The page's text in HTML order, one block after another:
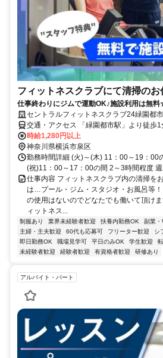
フィットネスクラブにて清掃のお
仕事終わりにジムで運動OK♪施設利用は無
セントラルフィットネスクラブ24緑園都市
交通・アクセス 「緑園都市駅」より徒歩1
時給1,280円以上
神奈川県横浜市泉区
勤務時間詳細 (火)～(木) 11：00～19：00
(祝)11：00～17：00の間 2～3時間程度
仕事内容 フィットネスクラブ内の清掃を
は…プール・ジム・スタジオ・お風呂等
の使用はないのでどなたでも働いて頂け
ィットネス...
制服あり 業界未経験者歓迎 扶養内勤務OK 副業・
主婦・主夫歓迎
60代も応募可 フリーター歓迎 シ
即日勤務OK
職場見学可 平日のみOK 学生歓迎
未経験者歓迎
経験者歓迎 有資格者歓迎 研修あり
アルバイト・パート